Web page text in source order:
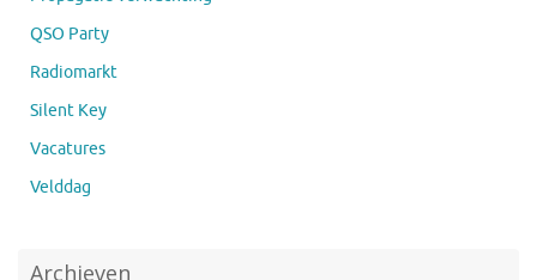
QSO Party
Radiomarkt
Silent Key
Vacatures
Velddag
Archieven